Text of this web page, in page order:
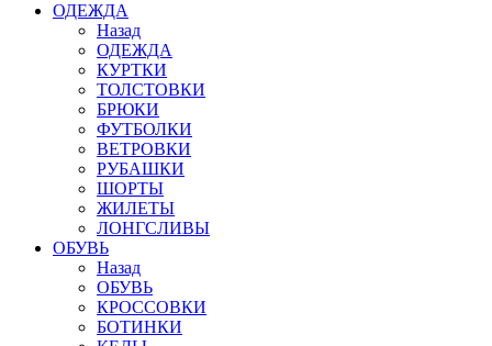
ОДЕЖДА
Назад
ОДЕЖДА
КУРТКИ
ТОЛСТОВКИ
БРЮКИ
ФУТБОЛКИ
ВЕТРОВКИ
РУБАШКИ
ШОРТЫ
ЖИЛЕТЫ
ЛОНГСЛИВЫ
ОБУВЬ
Назад
ОБУВЬ
КРОССОВКИ
БОТИНКИ